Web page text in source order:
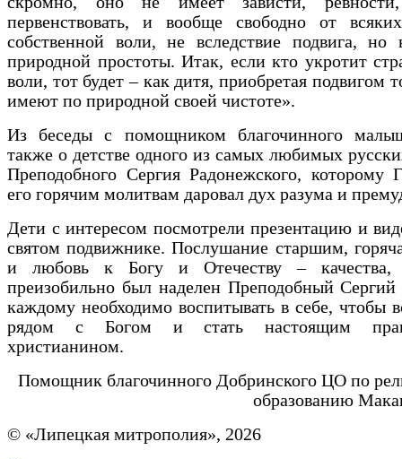
первенствовать, и вообще свободно от
собственной воли, не вследствие подвига, но
природной простоты. Итак, если кто укротит
воли, тот будет – как дитя, приобретая подвигом
имеют по природной своей чистоте».
Из беседы с помощником благочинного
также о детстве одного из самых любимых
Преподобного Сергия Радонежского, которому
его горячим молитвам даровал дух разума и
Дети с интересом посмотрели презентацию и
святом подвижнике. Послушание старшим,
и любовь к Богу и Отечеству – качества,
преизобильно был наделен Преподобный
каждому необходимо воспитывать в себе, чтобы
рядом с Богом и стать настоящим
христианином.
Помощник благочинного Добринского ЦО по
образованию
© «Липецкая митрополия», 2026